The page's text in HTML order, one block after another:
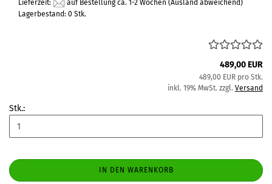
Lieferzeit: auf Bestellung ca. 1-2 Wochen (Ausland abweichend)
Lagerbestand: 0 Stk.
489,00 EUR
489,00 EUR pro Stk.
inkl. 19% MwSt. zzgl. Versand
Stk.:
IN DEN WARENKORB